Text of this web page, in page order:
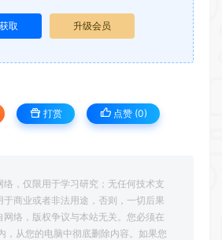
取 升级会员
打赏 点赞 (0)
，仅限用于学习研究；无任何技术支
商业或者非法用途，否则，一切后果
络，版权争议与本站无关。您必须在
，从您的电脑中彻底删除内容。如果您